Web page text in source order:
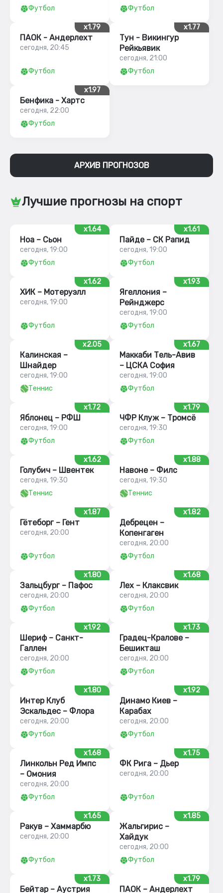
Футбол
Футбол
x1.79
ПАОК - Андерлехт
сегодня, 20:45
Футбол
x1.77
Тун - Викингур
Рейкьявик
сегодня, 21:00
Футбол
x1.97
Бенфика - Хартс
сегодня, 22:00
Футбол
АРХИВ ПРОГНОЗОВ
Лучшие прогнозы на спорт
x1.64
Ноа – Сьон
сегодня, 19:00
Футбол
x1.61
Пайде – СК Рапид
сегодня, 19:00
Футбол
x1.62
ХИК – Мотеруэлл
сегодня, 19:00
Футбол
x1.93
Ягеллония –
Рейнджерс
сегодня, 19:00
Футбол
x2.05
Калинская –
Шнайдер
сегодня, 19:00
Теннис
x1.67
Маккаби Тель-Авив
– ЦСКА София
сегодня, 19:00
Футбол
x1.72
Яблонец – РФШ
сегодня, 19:00
Футбол
x1.79
ЧФР Клуж – Тромсё
сегодня, 19:30
Футбол
x1.62
Голубич – Швентек
сегодня, 19:30
Теннис
x1.88
Навоне – Филс
сегодня, 19:30
Теннис
x1.87
Гётеборг – Гент
сегодня, 20:00
Футбол
x1.82
Дебрецен –
Копенгаген
сегодня, 20:00
Футбол
x1.80
Зальцбург – Пафос
сегодня, 20:00
Футбол
x1.68
Лех – Клаксвик
сегодня, 20:00
Футбол
x1.92
Шериф – Санкт-
Галлен
сегодня, 20:00
Футбол
x1.73
Градец-Кралове –
Бешикташ
сегодня, 20:00
Футбол
x1.80
Интер Клуб
Эскальдес – Флора
сегодня, 20:00
Футбол
x1.92
Динамо Киев –
Карабах
сегодня, 20:00
Футбол
x1.68
Линкольн Ред Импс
– Омония
сегодня, 20:00
Футбол
x1.75
ФК Рига – Дьер
сегодня, 20:00
Футбол
x1.65
Ракув – Хаммарбю
сегодня, 20:00
Футбол
x1.85
Жальгирис –
Хайдук
сегодня, 20:00
Футбол
x1.73
Бейтар – Аустрия
x1.79
ПАОК – Андерлехт